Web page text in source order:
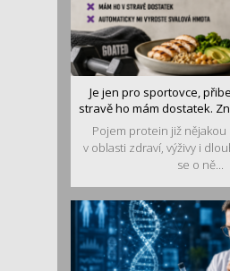
Je jen pro sportovce,
stravě ho mám dostatek.
Pojem protein již
v oblasti zdraví, výživy i
se o ně...